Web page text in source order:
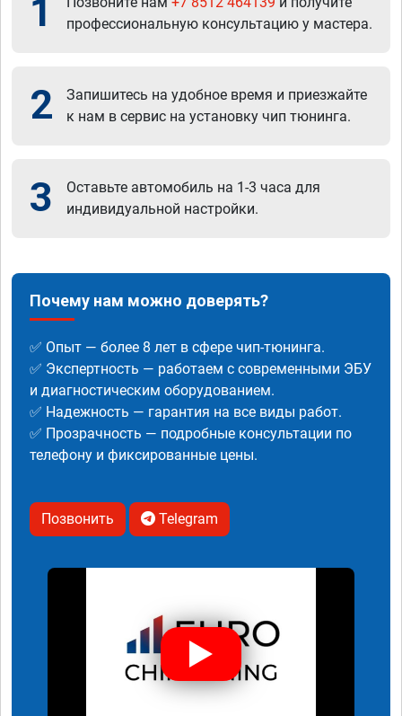
1
профессиональную консультацию у мастера.
2
Запишитесь на удобное время и приезжайте
к нам в сервис на установку чип тюнинга.
3
Оставьте автомобиль на 1-3 часа для
индивидуальной настройки.
Почему нам можно доверять?
✅ Опыт — более 8 лет в сфере чип-тюнинга.
✅ Экспертность — работаем с современными ЭБУ
и диагностическим оборудованием.
✅ Надежность — гарантия на все виды работ.
✅ Прозрачность — подробные консультации по
телефону и фиксированные цены.
Позвонить Telegram